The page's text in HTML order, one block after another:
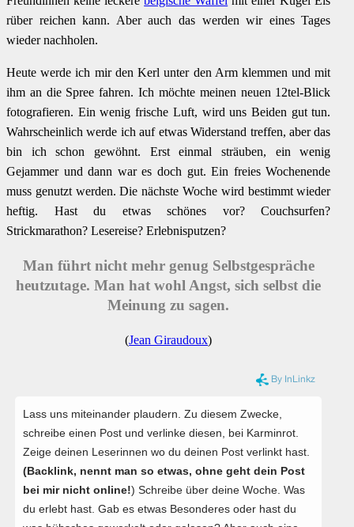
rüber reichen kann. Aber auch das werden wir eines Tages
wieder nachholen.
Heute werde ich mir den Kerl unter den Arm klemmen und mit
ihm an die Spree fahren. Ich möchte meinen neuen 12tel-Blick
fotografieren. Ein wenig frische Luft, wird uns Beiden gut tun.
Wahrscheinlich werde ich auf etwas Widerstand treffen, aber das
bin ich schon gewöhnt. Erst einmal sträuben, ein wenig
Gejammer und dann war es doch gut. Ein freies Wochenende
muss genutzt werden. Die nächste Woche wird bestimmt wieder
heftig. Hast du etwas schönes vor? Couchsurfen?
Strickmarathon? Lesereise? Erlebnisputzen?
Man führt nicht mehr genug Selbstgespräche
heutzutage. Man hat wohl Angst, sich selbst die
Meinung zu sagen.
(Jean Giraudoux)